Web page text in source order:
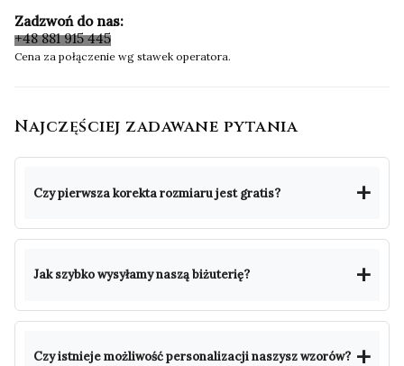
Zadzwoń do nas:
+48 881 915 445
Cena za połączenie wg stawek operatora.
Najczęściej zadawane pytania
Czy pierwsza korekta rozmiaru jest gratis?
Jak szybko wysyłamy naszą biżuterię?
Czy istnieje możliwość personalizacji naszysz wzorów?